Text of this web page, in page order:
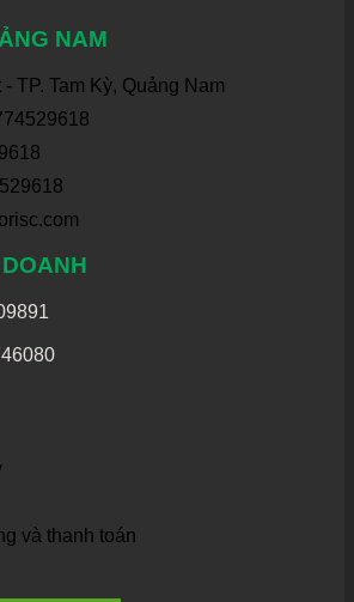
NAM
TP. Tam Kỳ, Quảng Nam
và thanh toán